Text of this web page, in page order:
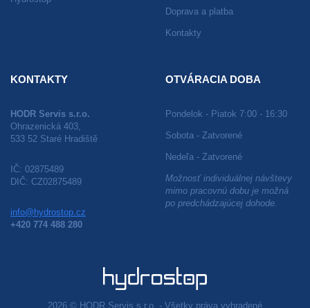
Doprava a platba
Kontakty
KONTAKTY
HODR Servis s.r.o.
Ohrazenická 403,
533 52 Staré Hradiště
IČ: 02875489
DIČ: CZ02875489
info@hydrostop.cz
+420 774 488 280
OTVÁRACIA DOBA
Pondelok - Piatok 7:00 - 16:30
Sobota - Zatvorené
Nedeľa - Zatvorené
Možnosť individuálnej návštevy
mimo pracovnú dobu je možná
po predchádzajúcej dohode.
2026 © HODR Servis s.r.o. - Všetky práva vyhradené